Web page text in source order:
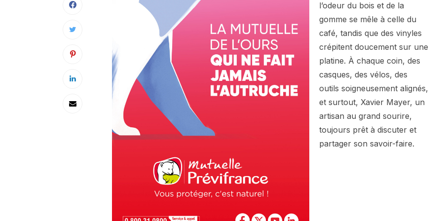
l’odeur du bois et de la
gomme se mêle à celle du
café, tandis que des vinyles
crépitent doucement sur une
platine. À chaque coin, des
casques, des vélos, des
outils soigneusement alignés,
et surtout, Xavier Mayer, un
artisan au grand sourire,
toujours prêt à discuter et
partager son savoir-faire.